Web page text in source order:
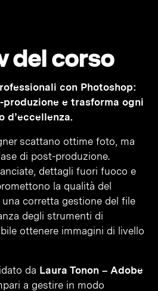
del corso
con Photoshop:
e trasforma ogni
d’eccellenza.
scattano ottime foto, ma
di post-produzione.
dettagli fuori fuoco e
la qualità del
corretta gestione del file
degli strumenti di
ottenere immagini di livello
da Laura Tonon – Adobe
a gestire in modo